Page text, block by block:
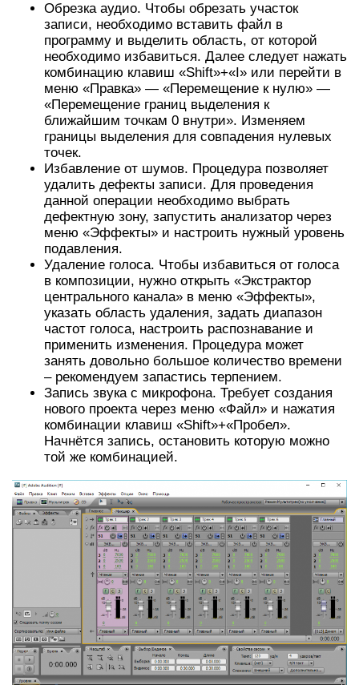
Обрезка аудио. Чтобы обрезать участок
записи, необходимо вставить файл в
программу и выделить область, от которой
необходимо избавиться. Далее следует нажать
комбинацию клавиш «Shift»+«I» или перейти в
меню «Правка» — «Перемещение к нулю» —
«Перемещение границ выделения к
ближайшим точкам 0 внутри». Изменяем
границы выделения для совпадения нулевых
точек.
Избавление от шумов. Процедура позволяет
удалить дефекты записи. Для проведения
данной операции необходимо выбрать
дефектную зону, запустить анализатор через
меню «Эффекты» и настроить нужный уровень
подавления.
Удаление голоса. Чтобы избавиться от голоса
в композиции, нужно открыть «Экстрактор
центрального канала» в меню «Эффекты»,
указать область удаления, задать диапазон
частот голоса, настроить распознавание и
применить изменения. Процедура может
занять довольно большое количество времени
– рекомендуем запастись терпением.
Запись звука с микрофона. Требует создания
нового проекта через меню «Файл» и нажатия
комбинации клавиш «Shift»+«Пробел».
Начнётся запись, остановить которую можно
той же комбинацией.